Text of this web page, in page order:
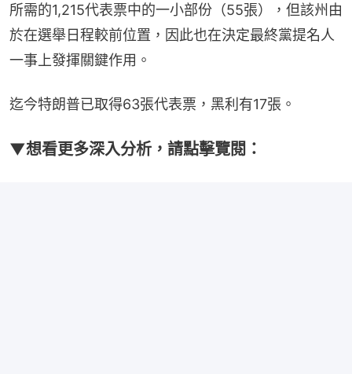
所需的1,215代表票中的一小部份（55張），但該州由
於在選舉日程較前位置，因此也在決定最終黨提名人
一事上發揮關鍵作用。
迄今特朗普已取得63張代表票，黑利有17張。
▼想看更多深入分析，請點擊覽閱：